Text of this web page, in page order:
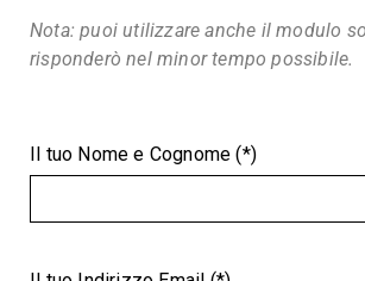
Nota: puoi utilizzare anche il modulo
risponderò nel minor tempo possibile.
Il tuo Nome e Cognome (*)